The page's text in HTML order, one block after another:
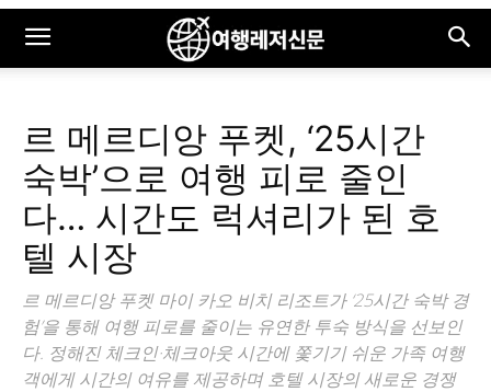
르 메르디앙 푸켓, ‘25시간
숙박’으로 여행 피로 줄인
다… 시간도 럭셔리가 된 호
텔 시장
르 메르디앙 푸켓 마이 카오 비치 리조트가 ‘25시간 숙박 경
험’을 통해 여행 피로를 줄이는 유연한 투숙 방식을 선보인
다. 정해진 체크인·체크아웃 시간에 쫓기기 쉬운 가족 여행
객에게 시간의 여유를 제공하며 호텔 시장의 새로운 경쟁